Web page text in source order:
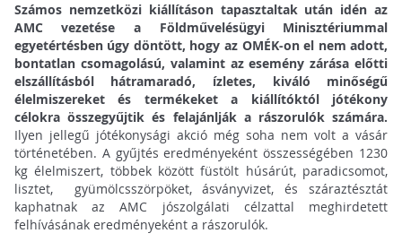
Számos nemzetközi kiállításon tapasztaltak után idén az
AMC vezetése a Földművelésügyi Minisztériummal
egyetértésben úgy döntött, hogy az OMÉK-on el nem adott,
bontatlan csomagolású, valamint az esemény zárása előtti
elszállításból hátramaradó, ízletes, kiváló minőségű
élelmiszereket és termékeket a kiállítóktól jótékony
célokra összegyűjtik és felajánlják a rászorulók számára.
Ilyen jellegű jótékonysági akció még soha nem volt a vásár
történetében. A gyűjtés eredményeként összességében 1230
kg élelmiszert, többek között füstölt húsárút, paradicsomot,
lisztet, gyümölcsszörpöket, ásványvizet, és száraztésztát
kaphatnak az AMC jószolgálati célzattal meghirdetett
felhívásának eredményeként a rászorulók.